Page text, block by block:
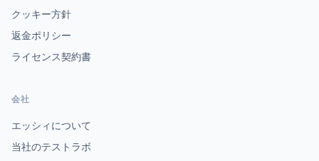
クッキー方針
返金ポリシー
ライセンス契約書
会社
エッシィについて
当社のテストラボ